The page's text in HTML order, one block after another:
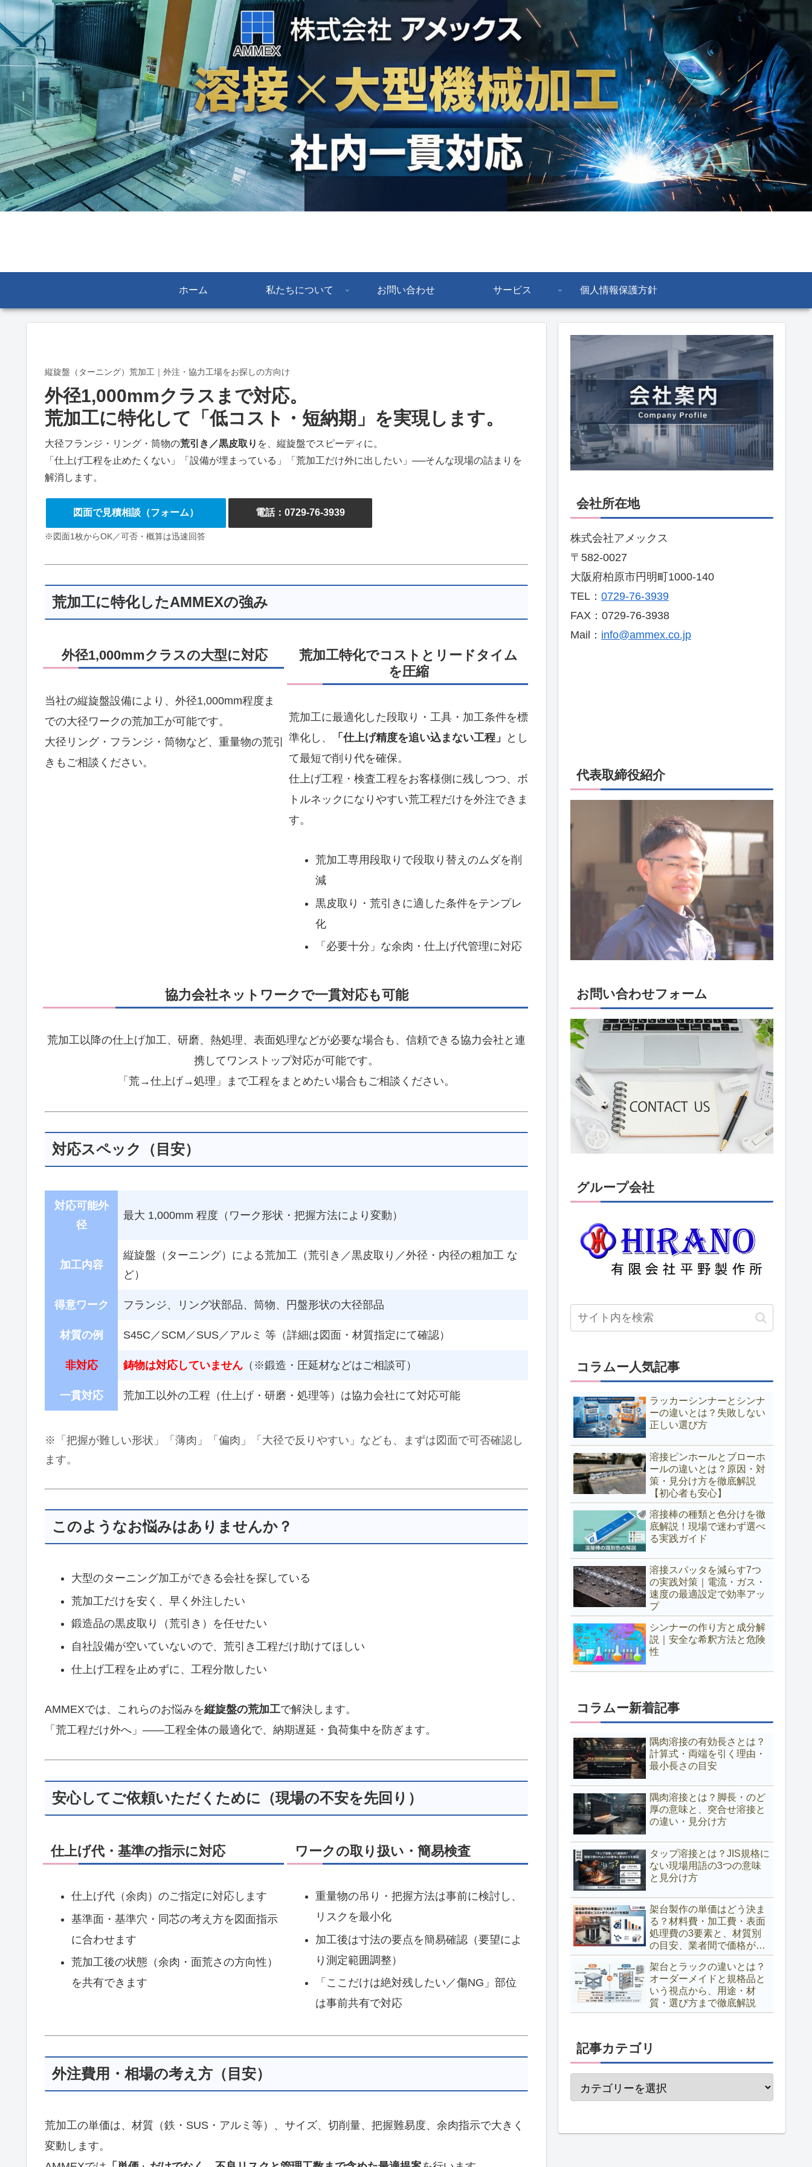
ホーム 私たちについて お問い合わせ サービス 個人情報保護方針
縦旋盤（ターニング）荒加工｜外注・協力工場をお探しの方向け
外径1,000mmクラスまで対応。
荒加工に特化して「低コスト・短納期」を実現します。
大径フランジ・リング・筒物の荒引き／黒皮取り を、縦旋盤でスピーディに。
「仕上げ工程を止めたくない」「設備が埋まっている」「荒加工だけ外に出したい」──そんな現場の詰まりを
解消します。
図面で見積相談（フォーム） 電話：0729-76-3939
※図面1枚からOK／可否・概算は迅速回答
荒加工に特化したAMMEXの強み
外径1,000mmクラスの大型に対応
当社の縦旋盤設備により、外径1,000mm程度ま
での大径ワークの荒加工が可能です。
大径リング・フランジ・筒物など、重量物の荒引
きもご相談ください。
荒加工特化でコストとリードタイム
を圧縮
荒加工に最適化した段取り・工具・加工条件を標
準化し、
「仕上げ精度を追い込まない工程」
とし
て最短で削り代を確保。
仕上げ工程・検査工程をお客様側に残しつつ、ボ
トルネックになりやすい荒工程だけを外注できま
す。
荒加工専用段取りで段取り替えのムダを削
減
黒皮取り・荒引きに適した条件をテンプレ
化
「必要十分」な余肉・仕上げ代管理に対応
協力会社ネットワークで一貫対応も可能
荒加工以降の仕上げ加工、研磨、熱処理、表面処理などが必要な場合も、信頼できる協力会社と連
携してワンストップ対応が可能です。
「荒→仕上げ→処理」まで工程をまとめたい場合もご相談ください。
対応スペック（目安）
対応可能外
径
最大 1,000mm 程度（ワーク形状・把握方法により変動）
加工内容
縦旋盤（ターニング）による荒加工（荒引き／黒皮取り／外径・内径の粗加工 な
ど）
得意ワーク フランジ、リング状部品、筒物、円盤形状の大径部品
材質の例 S45C／SCM／SUS／アルミ 等（詳細は図面・材質指定にて確認）
非対応 鋳物は対応していません （※鍛造・圧延材などはご相談可）
一貫対応 荒加工以外の工程（仕上げ・研磨・処理等）は協力会社にて対応可能
※「把握が難しい形状」「薄肉」「偏肉」「大径で反りやすい」なども、まずは図面で可否確認し
ます。
このようなお悩みはありませんか？
大型のターニング加工ができる会社を探している
荒加工だけを安く、早く外注したい
鍛造品の黒皮取り（荒引き）を任せたい
自社設備が空いていないので、荒引き工程だけ助けてほしい
仕上げ工程を止めずに、工程分散したい
AMMEXでは、これらのお悩みを縦旋盤の荒加工で解決します。
「荒工程だけ外へ」――工程全体の最適化で、納期遅延・負荷集中を防ぎます。
安心してご依頼いただくために（現場の不安を先回り）
仕上げ代・基準の指示に対応
仕上げ代（余肉）のご指定に対応します
基準面・基準穴・同芯の考え方を図面指示
に合わせます
荒加工後の状態（余肉・面荒さの方向性）
を共有できます
ワークの取り扱い・簡易検査
重量物の吊り・把握方法は事前に検討し、
リスクを最小化
加工後は寸法の要点を簡易確認（要望によ
り測定範囲調整）
「ここだけは絶対残したい／傷NG」部位
は事前共有で対応
外注費用・相場の考え方（目安）
荒加工の単価は、材質（鉄・SUS・アルミ等）、サイズ、切削量、把握難易度、余肉指示で大きく
変動します。
会社所在地
株式会社アメックス
〒582-0027
大阪府柏原市円明町1000-140
TEL： 0729-76-3939
FAX：0729-76-3938
Mail： info@ammex.co.jp
代表取締役紹介
お問い合わせフォーム
グループ会社
コラムー人気記事
ラッカーシンナーとシンナ
ーの違いとは？失敗しない
正しい選び方
溶接ピンホールとブローホ
ールの違いとは？原因・対
策・見分け方を徹底解説
【初心者も安心】
溶接棒の種類と色分けを徹
底解説！現場で迷わず選べ
る実践ガイド
溶接スパッタを減らす7つ
の実践対策｜電流・ガス・
速度の最適設定で効率アッ
プ
シンナーの作り方と成分解
説｜安全な希釈方法と危険
性
コラムー新着記事
隅肉溶接の有効長さとは？
計算式・両端を引く理由・
最小長さの目安
隅肉溶接とは？脚長・のど
厚の意味と、突合せ溶接と
の違い・見分け方
タップ溶接とは？JIS規格に
ない現場用語の3つの意味
と見分け方
架台製作の単価はどう決ま
る？材料費・加工費・表面
処理費の3要素と、材質別
の目安、業者間で価格が変
わる理由、コストダウンの
コツまで解説
架台とラックの違いとは？
オーダーメイドと規格品と
いう視点から、用途・材
質・選び方まで徹底解説
記事カテゴリ